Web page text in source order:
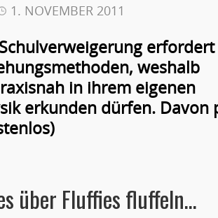
1. NOVEMBER 2011
erfordert
weshalb
in ihrem eigenen
erkunden dürfen.
über Fluffies fluffeln…